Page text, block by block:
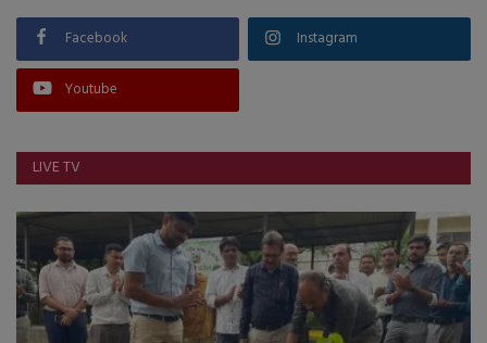
Facebook Instagram
Youtube
LIVE TV